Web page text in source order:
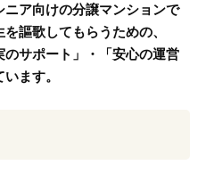
ア向けの分譲マンションで
謳歌してもらうための、
のサポート」・「安心の運営
ます。